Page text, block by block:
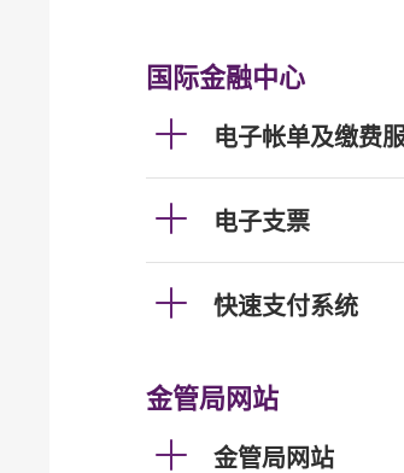
国际金融中心
电子帐单及缴费
电子支票
快速支付系统
金管局网站
金管局网站